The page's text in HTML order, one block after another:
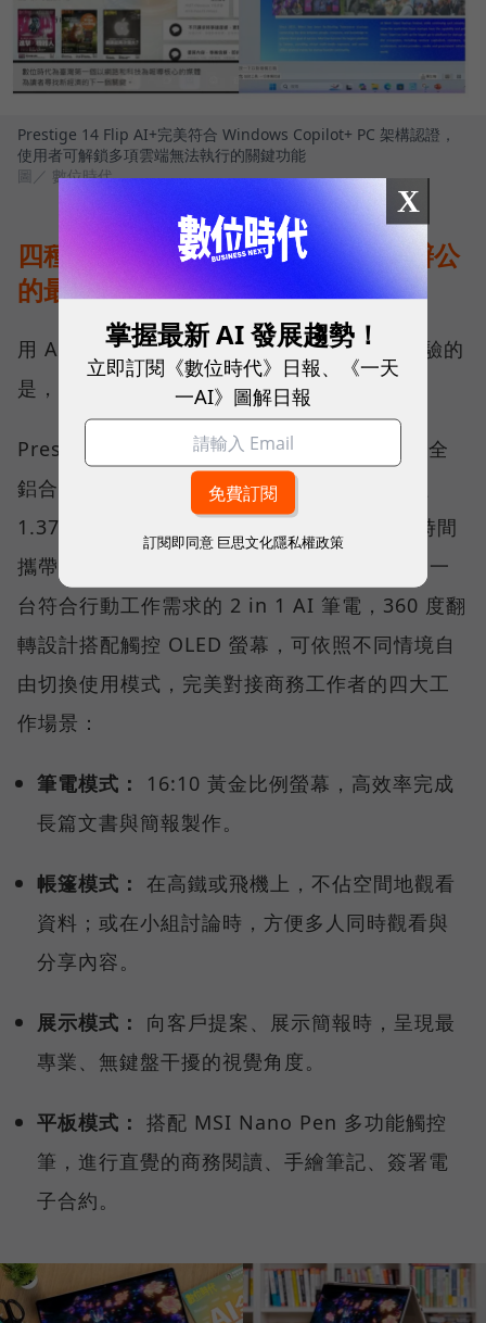
Prestige 14 Flip AI+完美符合 Windows Copilot+ PC 架構認證，
使用者可解鎖多項雲端無法執行的關鍵功能
圖／ 數位時代
四種模式自由切換，完美補足行動辦公
的最後一哩路
用 AI 提升效率只是第一步，真正影響使用體驗的
是，筆電與人互動的每一個細節。
Prestige 14 Flip AI+ 採用全新的精工設計，全
鋁合金打造的纖薄機身搭配弧形圓角，重量僅
1.37 公斤，不僅兼具質感與耐用性，更讓長時間
攜帶變得更加舒適。值得特別一提的是，它是一
台符合行動工作需求的 2 in 1 AI 筆電，360 度翻
轉設計搭配觸控 OLED 螢幕，可依照不同情境自
由切換使用模式，完美對接商務工作者的四大工
作場景：
筆電模式：
16:10 黃金比例螢幕，高效率完成
長篇文書與簡報製作。
帳篷模式： 在高鐵或飛機上，不佔空間地觀看
資料；或在小組討論時，方便多人同時觀看與
分享內容。
展示模式：
向客戶提案、展示簡報時，呈現最
專業、無鍵盤干擾的視覺角度。
平板模式： 搭配 MSI Nano Pen 多功能觸控
筆，進行直覺的商務閱讀、手繪筆記、簽署電
子合約。
X
掌握最新 AI 發展趨勢！
立即訂閱《數位時代》日報、《一天
一AI》圖解日報
訂閱即同意 巨思文化隱私權政策